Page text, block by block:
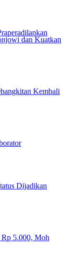
dan Kuatkan
Kembali
Dijadikan
5.000, Moh